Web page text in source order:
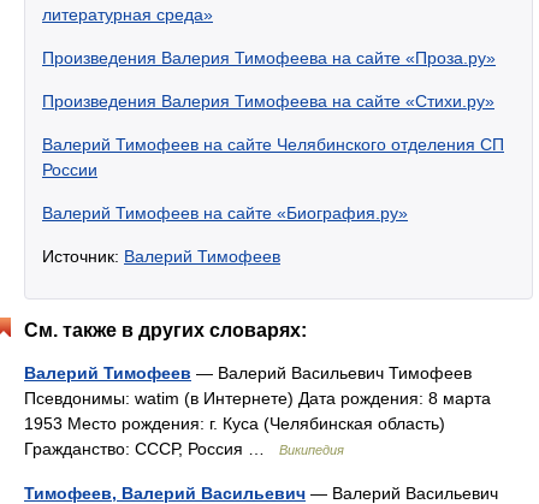
литературная среда»
Произведения Валерия Тимофеева на сайте «Проза.ру»
Произведения Валерия Тимофеева на сайте «Стихи.ру»
Валерий Тимофеев на сайте Челябинского отделения СП
России
Валерий Тимофеев на сайте «Биография.ру»
Источник: Валерий Тимофеев
См. также в других словарях:
Валерий Тимофеев — Валерий Васильевич Тимофеев
Псевдонимы: watim (в Интернете) Дата рождения: 8 марта
1953 Место рождения: г. Куса (Челябинская область)
Гражданство: СССР, Россия …
Википедия
Тимофеев, Валерий Васильевич — Валерий Васильевич